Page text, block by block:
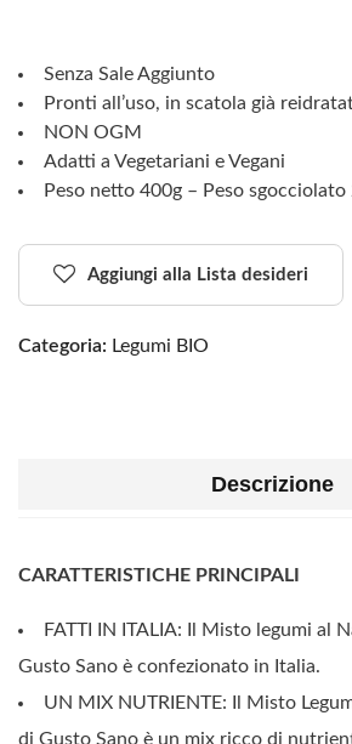
Senza Sale Aggiunto
Pronti all’uso, in scatola già
NON OGM
Adatti a Vegetariani e Vegani
Peso netto 400g – Peso sgocciolato
Aggiungi alla Lista desideri
Categoria: Legumi BIO
Descrizione
CARATTERISTICHE PRINCIPALI
FATTI IN ITALIA: Il Misto legumi al
Gusto Sano è confezionato in Italia.
UN MIX NUTRIENTE: Il Misto
di Gusto Sano è un mix ricco di